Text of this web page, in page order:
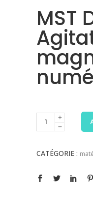
MST
CATÉGORIE :